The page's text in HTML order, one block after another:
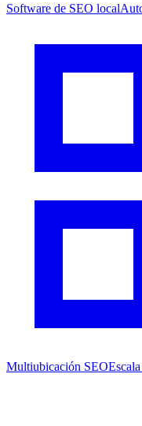
Software de SEO local
Multiubicación SEO